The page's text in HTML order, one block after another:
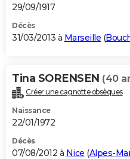
29/09/1917
Décès
31/03/2013 à Marseille (
Tina SORENSEN (40
Créer une cagnotte obsèques
Naissance
22/01/1972
Décès
07/08/2012 à Nice (Alpes-